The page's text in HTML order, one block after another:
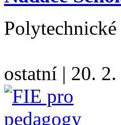
ostatní | 20.